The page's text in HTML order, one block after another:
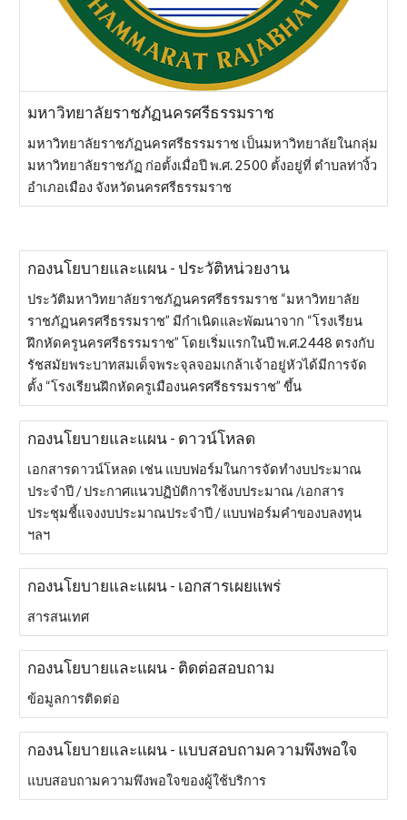
มหาวิทยาลัยราชภัฏนครศรีธรรมราช
มหาวิทยาลัยราชภัฏนครศรีธรรมราช เป็นมหาวิทยาลัยในกลุ่ม
มหาวิทยาลัยราชภัฏ ก่อตั้งเมื่อปี พ.ศ. 2500 ตั้งอยู่ที่ ตำบลท่างิ้ว
อำเภอเมือง จังหวัดนครศรีธรรมราช
กองนโยบายและแผน - ประวัติหน่วยงาน
ประวัติมหาวิทยาลัยราชภัฏนครศรีธรรมราช “มหาวิทยาลัย
ราชภัฏนครศรีธรรมราช” มีกำเนิดและพัฒนาจาก “โรงเรียน
ฝึกหัดครูนครศรีธรรมราช” โดยเริ่มแรกในปี พ.ศ.2448 ตรงกับ
รัชสมัยพระบาทสมเด็จพระจุลจอมเกล้าเจ้าอยู่หัวได้มีการจัด
ตั้ง “โรงเรียนฝึกหัดครูเมืองนครศรีธรรมราช” ขึ้น
กองนโยบายและแผน - ดาวน์โหลด
เอกสารดาวน์โหลด เช่น แบบฟอร์มในการจัดทำงบประมาณ
ประจำปี / ประกาศแนวปฏิบัติการใช้งบประมาณ /เอกสาร
ประชุมชี้แจงงบประมาณประจำปี / แบบฟอร์มคำของบลงทุน
ฯลฯ
กองนโยบายและแผน - เอกสารเผยแพร่
สารสนเทศ
กองนโยบายและแผน - ติดต่อสอบถาม
ข้อมูลการติดต่อ
กองนโยบายและแผน - แบบสอบถามความพึงพอใจ
แบบสอบถามความพึงพอใจของผู้ใช้บริการ